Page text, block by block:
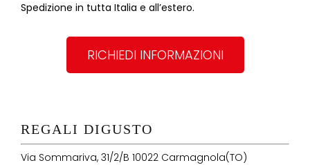
Spedizione in tutta Italia e all’estero.
RICHIEDI INFORMAZIONI
REGALI DIGUSTO
Via Sommariva, 31/2/B 10022 Carmagnola(TO)